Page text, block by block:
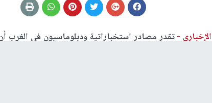
-تقدر مصادر استخباراتية ودبلوماسيون في الغرب